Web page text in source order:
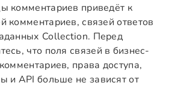
комментариев приведёт к
комментариев, связей ответов
Collection. Перед
что поля связей в бизнес-
права доступа,
и API больше не зависят от